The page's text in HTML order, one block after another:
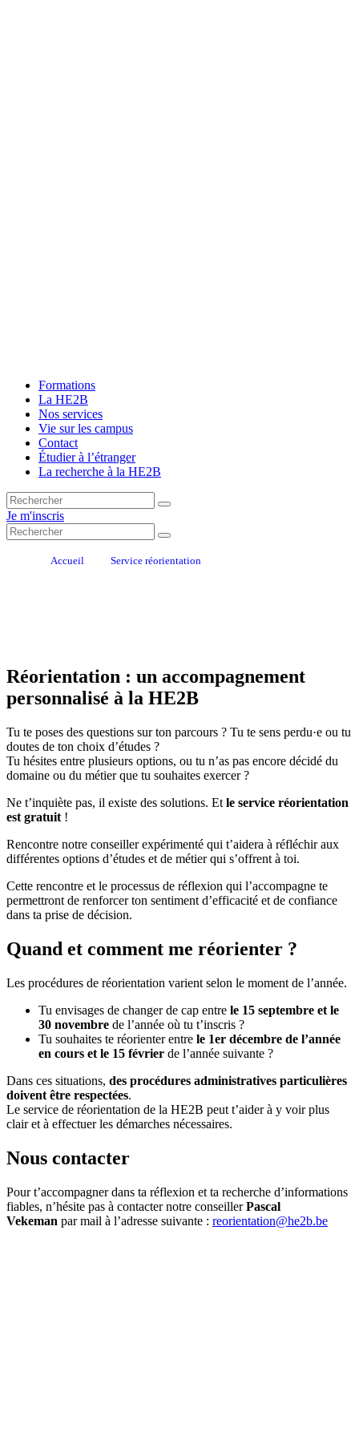
Formations
La HE2B
Nos services
Vie sur les campus
Contact
Étudier à l’étranger
La recherche à la HE2B
Je m'inscris
Accueil Service réorientation
Réorientation : un accompagnement
personnalisé à la HE2B
Tu te poses des questions sur ton parcours ? Tu te sens perdu·e ou tu
doutes de ton choix d’études ?
Tu hésites entre plusieurs options, ou tu n’as pas encore décidé du
domaine ou du métier que tu souhaites exercer ?
Ne t’inquiète pas, il existe des solutions. Et le service réorientation
est gratuit !
Rencontre notre conseiller expérimenté qui t’aidera à réfléchir aux
différentes options d’études et de métier qui s’offrent à toi.
Cette rencontre et le processus de réflexion qui l’accompagne te
permettront de renforcer ton sentiment d’efficacité et de confiance
dans ta prise de décision.
Quand et comment me réorienter ?
Les procédures de réorientation varient selon le moment de l’année.
Tu envisages de changer de cap entre le 15 septembre et le
30 novembre de l’année où tu t’inscris ?
Tu souhaites te réorienter entre le 1er décembre de l’année
en cours et le 15 février de l’année suivante ?
Dans ces situations, des procédures administratives particulières
doivent être respectées.
Le service de réorientation de la HE2B peut t’aider à y voir plus
clair et à effectuer les démarches nécessaires.
Nous contacter
Pour t’accompagner dans ta réflexion et ta recherche d’informations
fiables, n’hésite pas à contacter notre conseillerPascal
Vekeman par mail à l’adresse suivante : reorientation@he2b.be